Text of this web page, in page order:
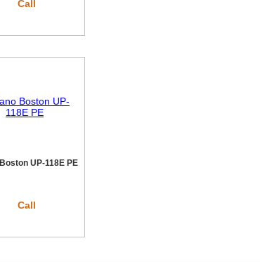
Call
UP-118E PE
Call